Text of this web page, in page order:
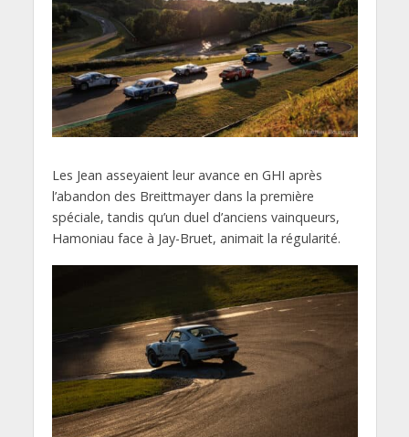
Les Jean asseyaient leur avance en GHI après
l’abandon des Breittmayer dans la première
spéciale, tandis qu’un duel d’anciens vainqueurs,
Hamoniau face à Jay-Bruet, animait la régularité.